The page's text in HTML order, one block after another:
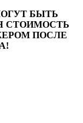
БЫТЬ
СТОИМОСТЬ
ПОСЛЕ